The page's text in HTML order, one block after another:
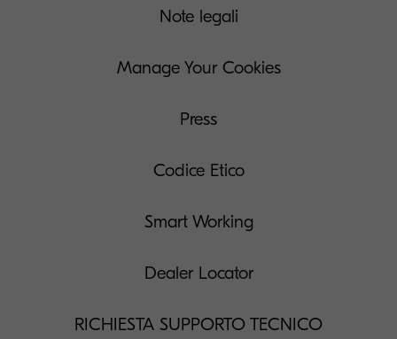
Note legali
Manage Your Cookies
Press
Codice Etico
Smart Working
Dealer Locator
RICHIESTA SUPPORTO TECNICO